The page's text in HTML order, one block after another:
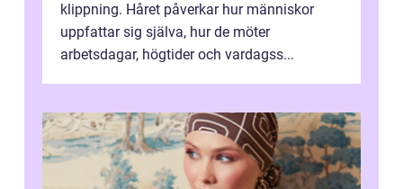
klippning. Håret påverkar hur människor
uppfattar sig själva, hur de möter
arbetsdagar, högtider och vardagss...